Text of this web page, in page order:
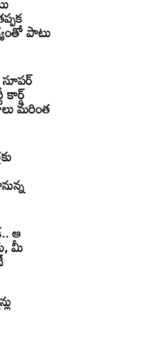
పాటు
సూపర్
కార్డ్
మరింత
ఆ
మీ